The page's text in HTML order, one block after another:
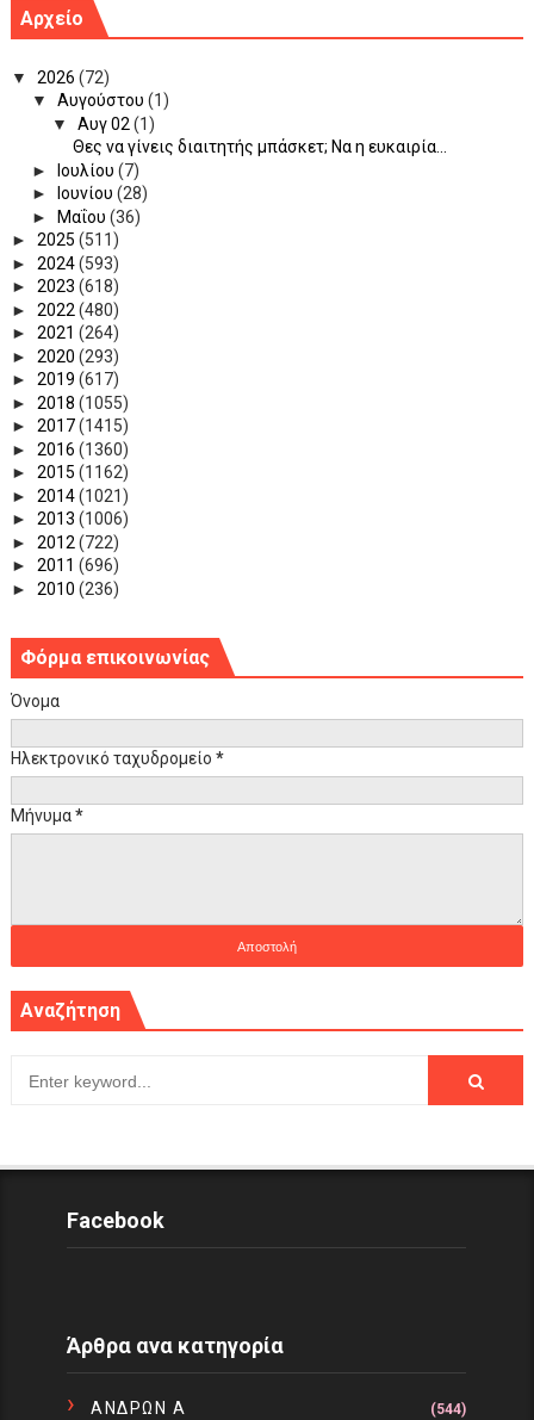
Αρχείο
▼ 2026 (72)
▼ Αυγούστου (1)
▼ Αυγ 02 (1)
Θες να γίνεις διαιτητής μπάσκετ; Να η ευκαιρία...
►
Ιουλίου (7)
►
Ιουνίου (28)
►
Μαΐου (36)
► 2025 (511)
► 2024(593)
► 2023 (618)
► 2022 (480)
► 2021 (264)
► 2020 (293)
► 2019 (617)
► 2018 (1055)
► 2017(1415)
► 2016 (1360)
► 2015 (1162)
► 2014(1021)
► 2013 (1006)
► 2012 (722)
► 2011 (696)
► 2010 (236)
Φόρμα επικοινωνίας
Όνομα
Ηλεκτρονικό ταχυδρομείο *
Μήνυμα*
Αναζήτηση
Facebook
Άρθρα ανα κατηγορία
ΑΝΔΡΩΝ Α (544)